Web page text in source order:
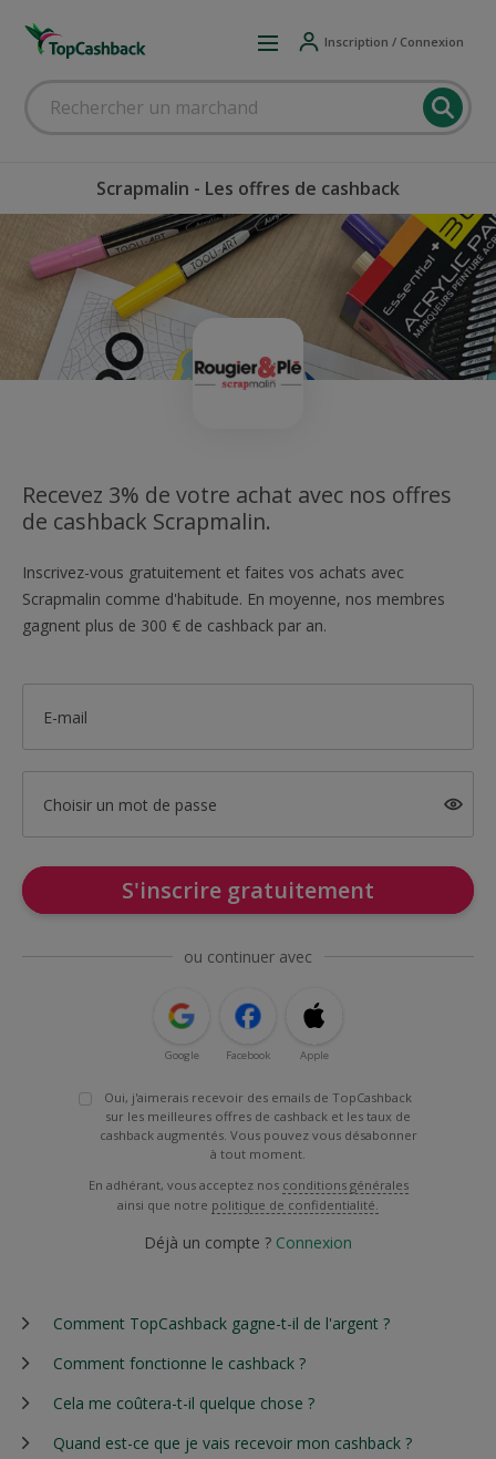
Inscription / Connexion
Scrapmalin - Les offres de cashback
Recevez 3% de votre achat avec nos offres
de cashback Scrapmalin.
Inscrivez-vous gratuitement et faites vos achats avec
Scrapmalin comme d'habitude. En moyenne, nos membres
gagnent plus de 300 € de cashback par an.
E-mail
Choisir un mot de passe
S'inscrire gratuitement
ou continuer avec
Google Facebook Apple
Oui, j'aimerais recevoir des emails de TopCashback
sur les meilleures offres de cashback et les taux de
cashback augmentés. Vous pouvez vous désabonner
à tout moment.
En adhérant, vous acceptez nos conditions générales
ainsi que notre politique de confidentialité.
Déjà un compte ? Connexion
Comment TopCashback gagne-t-il de l'argent ?
Comment fonctionne le cashback ?
Cela me coûtera-t-il quelque chose ?
Quand est-ce que je vais recevoir mon cashback ?